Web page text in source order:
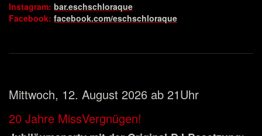
Instagram: bar.eschschloraque
Facebook: facebook.com/eschschloraque
Mittwoch, 12. August 2026 ab 21Uhr
20 Jahre MissVergnügen!